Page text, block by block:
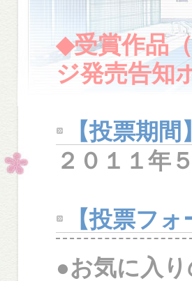
◆受賞作品
ジ発売告知
【投票期間】
２０１１年
【投票フォ
●お気に入